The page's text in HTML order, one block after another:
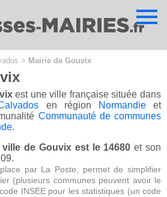
> Mairie de Gouvix
est une ville française située dans
en région Normandieet
Communauté de communes
.
de Gouvix est le 14680 et son
par La Poste, permet de simplifier
(plusieurs communes peuvent avoir le
INSEE pour les statistiques (un code